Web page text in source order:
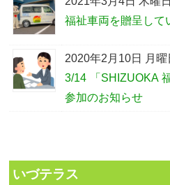
福祉車両を贈呈して
2020年2月10日 月曜
3/14 「SHIZUOKA
参加のお知らせ
いづテラス